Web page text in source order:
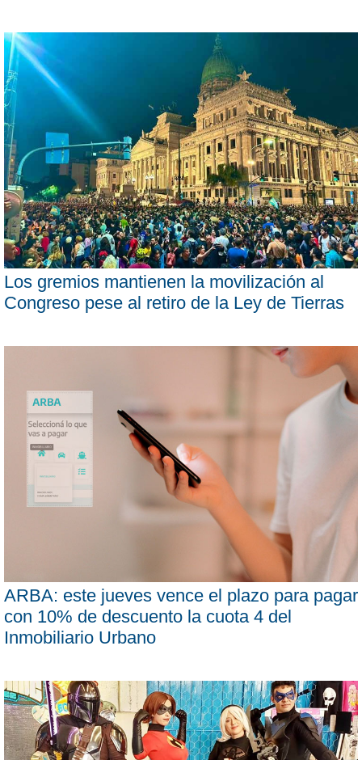
Los gremios mantienen la movilización al
Congreso pese al retiro de la Ley de Tierras
ARBA: este jueves vence el plazo para pagar
con 10% de descuento la cuota 4 del
Inmobiliario Urbano